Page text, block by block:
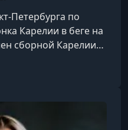
Петербурга по
Карелии в беге на
сборной Карелии
Тренер мягкого